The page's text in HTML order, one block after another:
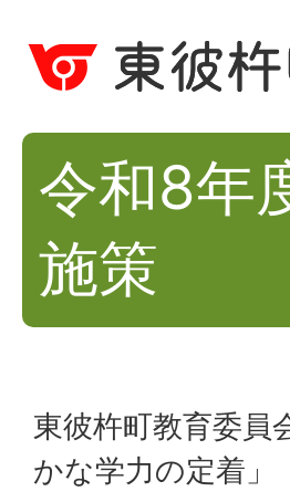
令和8年
施策
東彼杵町教育委員
かな学力の定着」